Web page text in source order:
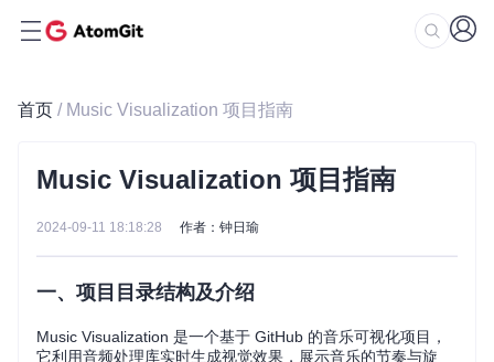
首页 / Music Visualization 项目指南
Music Visualization 项目指南
2024-09-11 18:18:28 作者：钟日瑜
一、项目目录结构及介绍
Music Visualization 是一个基于 GitHub 的音乐可视化项目，
它利用音频处理库实时生成视觉效果，展示音乐的节奏与旋